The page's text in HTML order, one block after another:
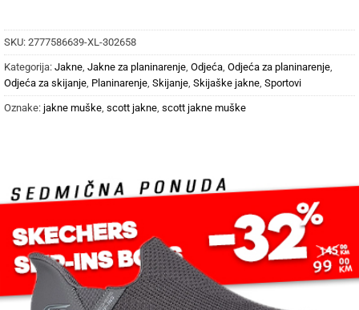
SKU: 2777586639-XL-302658
Kategorija: Jakne Jakne za planinarenje Odjeća Odjeća za planinarenje
Odjeća za skijanje Planinarenje Skijanje Skijaške jakne Sportovi
Oznake: jakne muške scott jakne scott jakne muške